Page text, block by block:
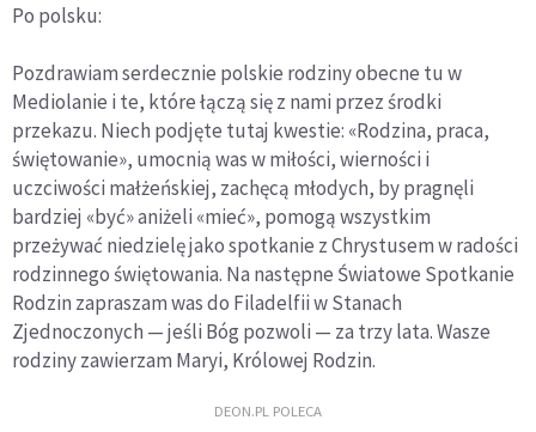
Po polsku:
Pozdrawiam serdecznie polskie rodziny obecne tu w
Mediolanie i te, które łączą się z nami przez środki
przekazu. Niech podjęte tutaj kwestie: «Rodzina, praca,
świętowanie», umocnią was w miłości, wierności i
uczciwości małżeńskiej, zachęcą młodych, by pragnęli
bardziej «być» aniżeli «mieć», pomogą wszystkim
przeżywać niedzielę jako spotkanie z Chrystusem w radości
rodzinnego świętowania. Na następne Światowe Spotkanie
Rodzin zapraszam was do Filadelfii w Stanach
Zjednoczonych — jeśli Bóg pozwoli — za trzy lata. Wasze
rodziny zawierzam Maryi, Królowej Rodzin.
DEON.PL POLECA